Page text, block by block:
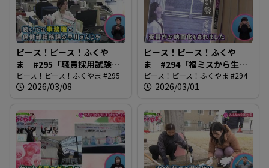
ピース！ピース！ふくや
ま #295「職員採用試験、
募集始まる」
ピース！ピース！ふくやま #295
2026/03/08
ピース！ピース！ふくや
ま #294「福ミスから生ま
れる未来の作家」
ピース！ピース！ふくやま #294
2026/03/01